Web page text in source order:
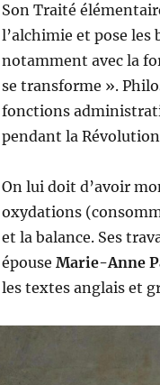
Son Traité
l’alchimie et pose les
notamment avec la
se transforme ».
fonctions
pendant la
On lui doit d’avoir
oxydations
et la balance. Ses
épouse Marie-Anne
les textes anglais et